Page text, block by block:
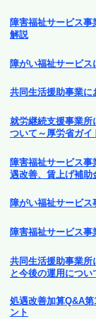
障害福祉サービス
解説
障がい福祉サービス
共同生活援助事業に
就労継続支援事業所
ついて～厚労省ガイ
障害福祉サービス事
遇改善、賃上げ補助
障がい福祉サービ
障害福祉サービス
共同生活援助事業所
と今後の運用につい
処遇改善加算Q&A
ント